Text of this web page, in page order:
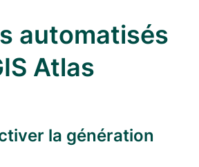
automatisés
Atlas
la génération